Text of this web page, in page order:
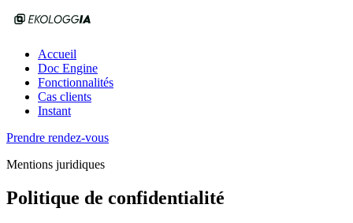
Accueil
Doc Engine
Fonctionnalités
Cas clients
Instant
Prendre rendez-vous
Mentions juridiques
Politique de confidentialité